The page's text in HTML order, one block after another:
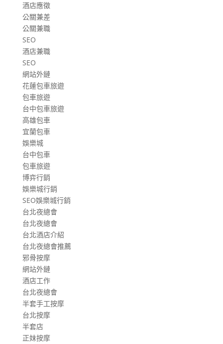
酒店應徵
公關兼差
公關兼職
SEO
酒店兼職
SEO
網站外鏈
花蓮包車旅遊
包車旅遊
台中包車旅遊
高雄包車
宜蘭包車
娛樂城
台中包車
包車旅遊
博弈行銷
娛樂城行銷
SEO娛樂城行銷
台北夜總會
台北夜總會
台北酒店介紹
台北夜總會推薦
邪骨按摩
網站外鏈
酒店工作
台北夜總會
半套手工按摩
台北按摩
半套店
正妹按摩